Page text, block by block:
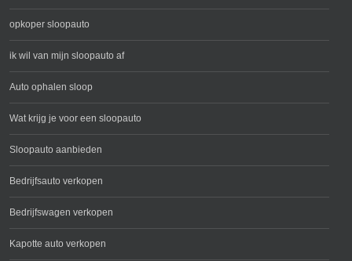
opkoper sloopauto
ik wil van mijn sloopauto af
Auto ophalen sloop
Wat krijg je voor een sloopauto
Sloopauto aanbieden
Bedrijfsauto verkopen
Bedrijfswagen verkopen
Kapotte auto verkopen